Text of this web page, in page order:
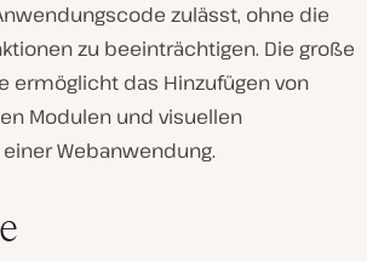
zulässt, ohne die
zu beeinträchtigen. Die große
ermöglicht das Hinzufügen von
Modulen und visuellen
Webanwendung.